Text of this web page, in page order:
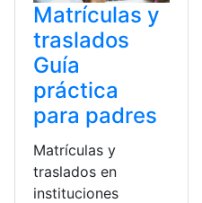
Matrículas y
traslados
Guía
práctica
para padres
Matrículas y
traslados en
instituciones